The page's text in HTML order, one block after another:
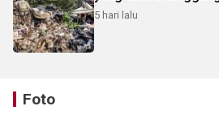
5 hari lalu
Foto